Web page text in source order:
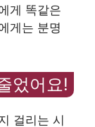
게 똑같은
게는 분명
었어요!
걸리는 시